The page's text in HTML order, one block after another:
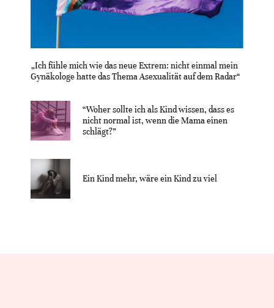
„Ich fühle mich wie das neue Extrem: nicht einmal mein
Gynäkologe hatte das Thema Asexualität auf dem Radar“
“Woher sollte ich als Kind wissen, dass es
nicht normal ist, wenn die Mama einen
schlägt?”
Ein Kind mehr, wäre ein Kind zu viel